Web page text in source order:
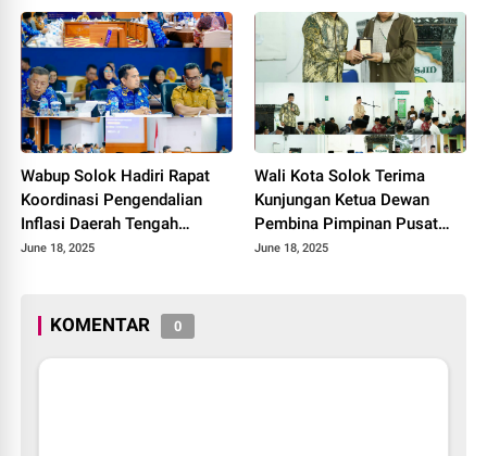
Kota Solok 2025.
Wabup Solok Hadiri Rapat
Koordinasi Pengendalian
Inflasi Daerah Tengah
Provinsi Sumatera Barat
June 18, 2025
Wali Kota Solok Terima
Kunjungan Ketua Dewan
Pembina Pimpinan Pusat
Muhammadiyah Tahun 2025.
June 18, 2025
KOMENTAR 0